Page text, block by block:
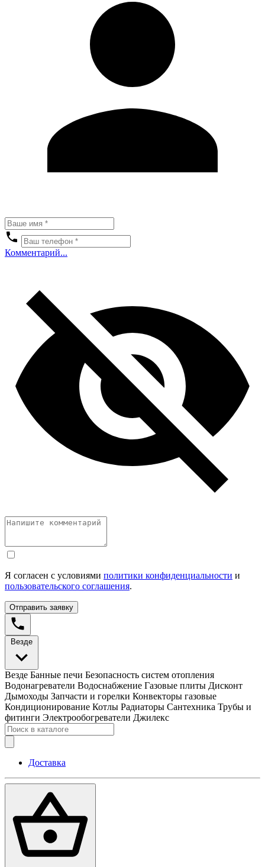
Комментарий...
Я согласен с условиями политики конфиденциальности и
пользовательского соглашения.
Отправить заявку
Везде
Везде Банные печи Безопасность систем отопления
Водонагреватели Водоснабжение Газовые плиты Дисконт
Дымоходы Запчасти и горелки Конвекторы газовые
Кондиционирование Котлы Радиаторы Сантехника Трубы и
фитинги Электрообогреватели Джилекс
Доставка